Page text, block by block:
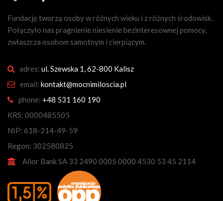
Fundację tworzą osoby w różnych wieku i z różnych środowisk.
Połączyło nas pragnienie niesienie bezinteresownej pomocy,
zwłaszcza osobom samotnym i cierpiącym.
adres: ul. Szewska 1, 62-800 Kalisz
email: kontakt@mocnimiloscia.pl
phone: +48 531 160 190
KRS: 0000485505
NIP: 618-214-49-59
Regon: 302580825
Alior Bank SA 33 2490 0005 0000 4530 53 45 2114